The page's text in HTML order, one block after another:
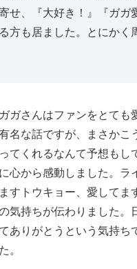
せ、『大好き！』『ガガ
方も居ました。とにかく
ガさんはファンをとても
名な話ですが、まさかこ
てくれるなんて予想もし
心から感動しました。ラ
すトウキョー、愛してま
気持ちが伝わりました。
ありがとうという気持ち
。